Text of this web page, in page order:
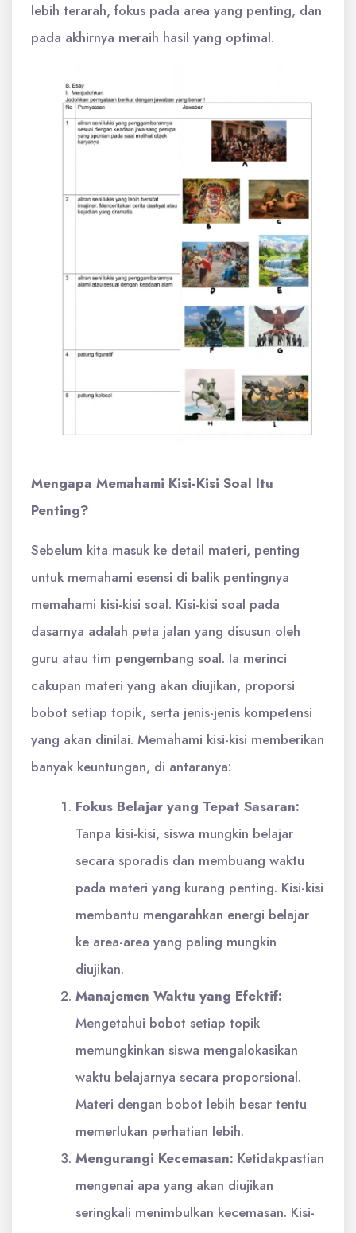
lebih terarah, fokus pada area yang penting, dan
pada akhirnya meraih hasil yang optimal.
Mengapa Memahami Kisi-Kisi Soal Itu
Penting?
Sebelum kita masuk ke detail materi, penting
untuk memahami esensi di balik pentingnya
memahami kisi-kisi soal. Kisi-kisi soal pada
dasarnya adalah peta jalan yang disusun oleh
guru atau tim pengembang soal. Ia merinci
cakupan materi yang akan diujikan, proporsi
bobot setiap topik, serta jenis-jenis kompetensi
yang akan dinilai. Memahami kisi-kisi memberikan
banyak keuntungan, di antaranya:
Fokus Belajar yang Tepat Sasaran:
Tanpa kisi-kisi, siswa mungkin belajar
secara sporadis dan membuang waktu
pada materi yang kurang penting. Kisi-kisi
membantu mengarahkan energi belajar
ke area-area yang paling mungkin
diujikan.
Manajemen Waktu yang Efektif:
Mengetahui bobot setiap topik
memungkinkan siswa mengalokasikan
waktu belajarnya secara proporsional.
Materi dengan bobot lebih besar tentu
memerlukan perhatian lebih.
Mengurangi Kecemasan: Ketidakpastian
mengenai apa yang akan diujikan
seringkali menimbulkan kecemasan. Kisi-